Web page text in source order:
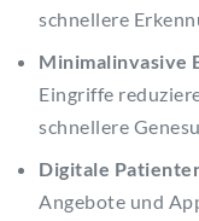
schnellere
Minimalinvasive
Eingriffe
schnellere
Digitale
Angebote und